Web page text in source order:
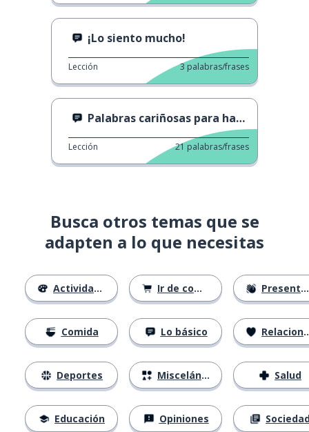
¡Lo siento mucho!
Lección 3 palabras/frases
Palabras cariñosas para hablar sobre la familia
Lección 21 palabras/frases
Busca otros temas que se
adapten a lo que necesitas
Actividades
Comida
Deportes
Educación
Ir de compras
Lo básico
Misceláneo
Opiniones
Presentándose
Relaciones
Salud